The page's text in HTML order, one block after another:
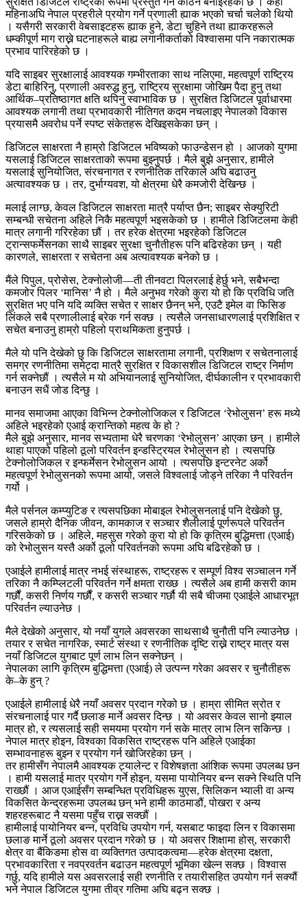
महिनाअघि नेपाल प्रहरीले प्रयोग गर्ने प्रणाली ह्याक भएको चर्चा चलेको थियो
। यसैगरी सरकारी वेबसाइटहरू ह्याक हुने, डेटा चुहिने तथा ह्याकरहरूले
धम्कीपूर्ण माग राख्ने घटनाहरूले बाह्य लगानीकर्ताको विश्वासमा पनि नकारात्मक
प्रभाव पारिरहेको छ ।
यदि साइबर सुरक्षालाई आवश्यक गम्भीरताका साथ नलिएमा, महत्वपूर्ण राष्ट्रिय
डेटा बाहिरिनु, प्रणाली अवरुद्ध हुनु, राष्ट्रिय सुरक्षामा जोखिम पैदा हुनु तथा
आर्थिक–प्रतिष्ठागत क्षति थपिनु स्वाभाविक छ । सुरक्षित डिजिटल पूर्वाधारमा
आवश्यक लगानी तथा प्रभावकारी नीतिगत कदम नचलाइए नेपालको विकास
प्रयासमै अवरोध पर्ने स्पष्ट संकेतहरू देखिइसकेका छन् ।
डिजिटल साक्षरता नै हाम्रो डिजिटल भविष्यको फाउन्डेसन हो । आजको युगमा
यसलाई डिजिटल साक्षरताको रूपमा बुझ्नुपर्छ । मैले बुझे अनुसार, हामीले
यसलाई सुनियोजित, संरचनागत र रणनीतिक तरिकाले अघि बढाउनु
अत्यावश्यक छ । तर, दुर्भाग्यवश, यो क्षेत्रमा धेरै कमजोरी देखिन्छ ।
मलाई लाग्छ, केवल डिजिटल साक्षरता मात्रै पर्याप्त छैन; साइबर सेक्युरिटी
सम्बन्धी सचेतना अहिले निकै महत्वपूर्ण भइसकेको छ । हामीले डिजिटलमा केही
मात्र लगानी गरिरहेका छौं । तर हरेक क्षेत्रमा भइरहेको डिजिटल
ट्रान्सफर्मेसनका साथै साइबर सुरक्षा चुनौतीहरू पनि बढिरहेका छन् । यही
कारणले, साक्षरता र सचेतना अब अत्यावश्यक बनेको छ ।
मैंले पिपुल, प्रोसेस, टेक्नोलोजी—ती तीनवटा पिलरलाई हेर्छु भने, सबैभन्दा
कमजोर पिलर ‘मानिस’ नै हो । मैले अनुभव गरेको कुरा यो हो कि प्रविधि जति
सुरक्षित भए पनि यदि व्यक्ति सचेत र साक्षर छैनन् भने, एउटै इमेल वा फिसिङ
लिंकले सबै प्रणालीलाई ब्रेक गर्न सक्छ । त्यसैले जनसाधारणलाई प्रशिक्षित र
सचेत बनाउनु हाम्रो पहिलो प्राथमिकता हुनुपर्छ ।
मैले यो पनि देखेको छु कि डिजिटल साक्षरतामा लगानी, प्रशिक्षण र सचेतनालाई
समग्र रणनीतिमा समेट्दा मात्रै सुरक्षित र विकासशील डिजिटल राष्ट्र निर्माण
गर्न सक्नेछौं । त्यसैले म यो अभियानलाई सुनियोजित, दीर्घकालीन र प्रभावकारी
बनाउन सधैं जोड दिन्छु ।
मानव समाजमा आएका विभिन्न टेक्नोलोजिकल र डिजिटल ‘रेभोलुसन’ हरू मध्ये
अहिले भइरहेको एआई क्रान्तिको महत्व के हो ?
मैले बुझे अनुसार, मानव सभ्यतामा धेरै चरणका ‘रेभोलुसन’ आएका छन् । हामीले
थाहा पाएको पहिलो ठूलो परिवर्तन इन्डस्ट्रियल रेभोलुसन हो । त्यसपछि
टेक्नोलोजिकल र इन्फर्मेसन रेभोलुसन आयो । त्यसपछि इन्टरनेट अर्को
महत्वपूर्ण रेभोलुसनको रूपमा आयो, जसले विश्वलाई जोड्ने तरिका नै परिवर्तन
गर्यो ।
मैले पर्सनल कम्प्युटिङ र त्यसपछिका मोबाइल रेभोलुसनलाई पनि देखेको छु,
जसले हाम्रो दैनिक जीवन, कामकाज र सञ्चार शैलीलाई पूर्णरूपले परिवर्तन
गरिसकेको छ । अहिले, महसुस गरेको कुरा यो हो कि कृत्रिम बुद्धिमत्ता (एआई)
को रेभोलुसन यस्तै अर्को ठूलो परिवर्तनको रूपमा अघि बढिरहेको छ ।
एआईले हामीलाई मात्र नभई संस्थाहरू, राष्ट्रहरू र सम्पूर्ण विश्व सञ्चालन गर्ने
तरिका नै कम्प्लिटली परिवर्तन गर्ने क्षमता राख्छ । त्यसैले अब हामी कसरी काम
गर्छौं, कसरी निर्णय गर्छौं, र कसरी सञ्चार गर्छौ यी सबै चीजमा एआईले आधारभूत
परिवर्तन ल्याउनेछ ।
मैले देखेको अनुसार, यो नयाँ युगले अवसरका साथसाथै चुनौती पनि ल्याउनेछ ।
तयार र सचेत नागरिक, स्मार्ट संस्था र रणनीतिक दृष्टि राख्ने राष्ट्र मात्र यस
नयाँ डिजिटल युगबाट पूर्ण लाभ लिन सक्नेछन् ।
नेपालका लागि कृत्रिम बुद्धिमत्ता (एआई) ले उत्पन्न गरेका अवसर र चुनौतीहरू
के–के हुन् ?
एआईले हामीलाई धेरै नयाँ अवसर प्रदान गरेको छ । हाम्रा सीमित स्रोत र
संरचनालाई पार गर्दै छलाङ मार्ने अवसर दिन्छ । यो अवसर केवल सानो झ्याल
मात्र हो, र त्यसलाई सही समयमा प्रयोग गर्न सके मात्र लाभ लिन सकिन्छ ।
नेपाल मात्र होइन, विश्वका विकसित राष्ट्रहरू पनि अहिले एआईका
सम्भावनाहरू बुझ्न र प्रयोग गर्न खोजिरहेका छन् ।
तर हामीसँग नेपालमै आवश्यक ट्यालेन्ट र विशेषज्ञता आंशिक रूपमा उपलब्ध छन
। हामी यसलाई मात्र प्रयोग गर्ने होइन, यसमा पायोनियर बन्न सक्ने स्थिति पनि
राख्छौं । आज एआईसँग सम्बन्धित प्रविधिहरू युएस, सिलिकन भ्याली वा अन्य
विकसित केन्द्रहरूमा उपलब्ध छन् भने हामी काठमाडौं, पोखरा र अन्य
शहरहरूबाट नै यसमा पहुँच राख्न सक्छौं ।
हामीलाई पायोनियर बन्न, प्रविधि उपयोग गर्न, यसबाट फाइदा लिन र विकासमा
छलाङ मार्ने ठूलो अवसर प्रदान गरेको छ । यो अवसर शिक्षामा होस्, सरकारी
क्षेत्र वा बैंकिङमा होस वा व्यक्तिगत उत्पादकत्वमा—हरेक क्षेत्रमा दक्षता,
प्रभावकारिता र नवप्रवर्तन बढाउन महत्वपूर्ण भूमिका खेल्न सक्छ । विश्वास
गर्छु, यदि हामीले यस अवसरलाई सही रणनीति र तयारीसहित उपयोग गर्न सक्यौं
भने नेपाल डिजिटल युगमा तीव्र गतिमा अघि बढ्न सक्छ ।